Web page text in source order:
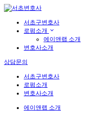
서초구변호사
로펌소개
에이앤랩 소개
변호사소개
상담문의
서초구변호사
로펌소개
변호사소개
에이앤랩 소개